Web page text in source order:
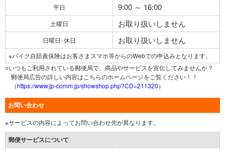
平日 9:00 ～ 16:00
土曜日 お取り扱いしません
日曜日･休日 お取り扱いしません
※バイク自賠責保険はお客さまスマホ等からのWebでの申込みとなります。
○いつもご利用されている郵便局で、商品やサービスを宣伝してみませんか？
郵便局広告の詳しい内容はこちらのホームページをご覧ください！！
（https://www.jp-comm.jp/showshop.php?CD=211320）
お問い合わせ
※サービスの内容によってお問い合わせ先が異なります。
郵便サービスについて